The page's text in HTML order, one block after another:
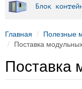
Блок
Главная Полезные
Поставка
Поставка